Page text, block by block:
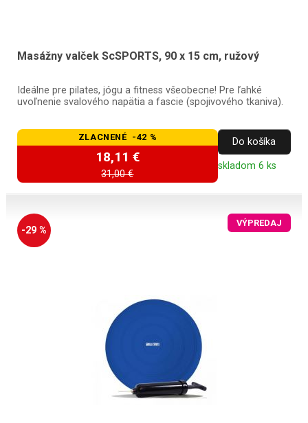
Masážny valček ScSPORTS, 90 x 15 cm, ružový
Ideálne pre pilates, jógu a fitness všeobecne! Pre ľahké
uvoľnenie svalového napätia a fascie (spojivového tkaniva).
ZLACNENÉ -42 %
18,11 €
31,00 €
Do košíka
skladom 6 ks
-29 %
VÝPREDAJ